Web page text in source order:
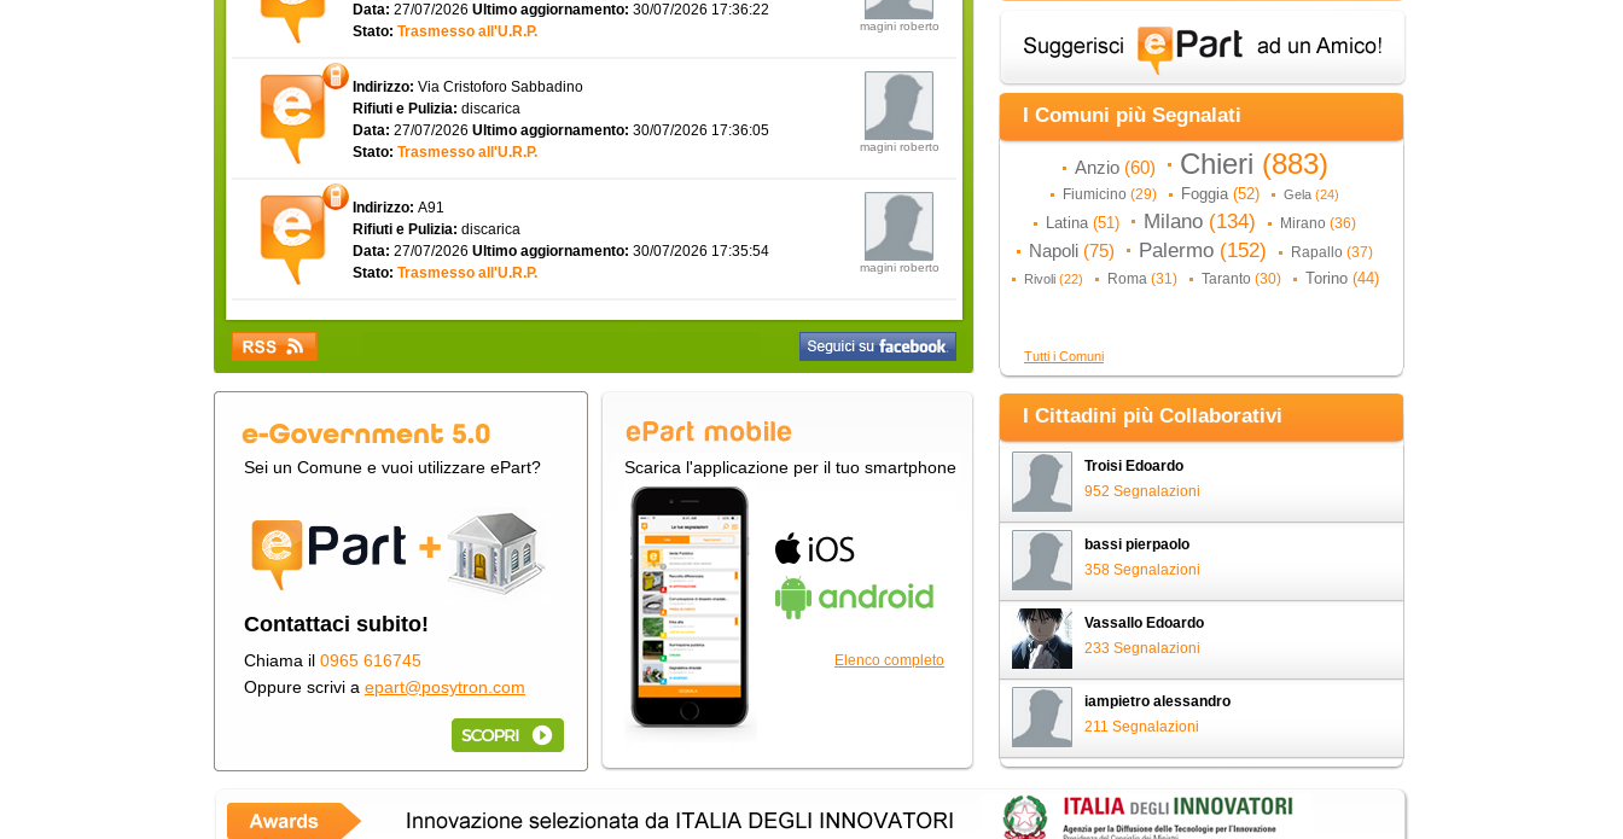
Data: 27/07/2026 Ultimo aggiornamento: 30/07/2026 17:36:22
Stato: Trasmesso all'U.R.P. magini roberto
Indirizzo: Via Cristoforo Sabbadino
Rifiuti e Pulizia: discarica
Data: 27/07/2026 Ultimo aggiornamento: 30/07/2026 17:36:05
Stato: Trasmesso all'U.R.P. magini roberto
Indirizzo: A91
Rifiuti e Pulizia: discarica
Data: 27/07/2026 Ultimo aggiornamento: 30/07/2026 17:35:54
Stato: Trasmesso all'U.R.P. magini roberto
Sei un Comune e vuoi utilizzare ePart?
Contattaci subito!
Chiama il 0965 616745
Oppure scrivi a epart@posytron.com
Scarica l'applicazione per il tuo smartphone
Elenco completo
I Comuni più Segnalati
Anzio (60) Chieri (883)
Fiumicino (29) Foggia (52) Gela (24)
Latina (51) Milano (134) Mirano (36)
Napoli (75) Palermo (152) Rapallo (37)
Rivoli (22) Roma (31) Taranto (30) Torino (44)
Tutti i Comuni
I Cittadini più Collaborativi
Troisi Edoardo
952 Segnalazioni
bassi pierpaolo
358 Segnalazioni
Vassallo Edoardo
233 Segnalazioni
iampietro alessandro
211 Segnalazioni